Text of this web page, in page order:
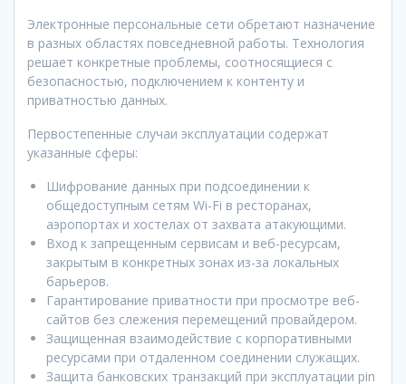
Электронные персональные сети обретают назначение
в разных областях повседневной работы. Технология
решает конкретные проблемы, соотносящиеся с
безопасностью, подключением к контенту и
приватностью данных.
Первостепенные случаи эксплуатации содержат
указанные сферы:
Шифрование данных при подсоединении к
общедоступным сетям Wi-Fi в ресторанах,
аэропортах и хостелах от захвата атакующими.
Вход к запрещенным сервисам и веб-ресурсам,
закрытым в конкретных зонах из-за локальных
барьеров.
Гарантирование приватности при просмотре веб-
сайтов без слежения перемещений провайдером.
Защищенная взаимодействие с корпоративными
ресурсами при отдаленном соединении служащих.
Защита банковских транзакций при эксплуатации pin